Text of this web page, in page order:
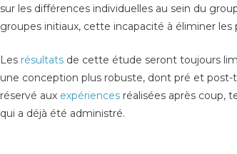
sur les différences individuelles au sein du
groupes initiaux, cette incapacité à éliminer
Les résultats de cette étude seront toujours
une conception plus robuste, dont pré et
réservé aux expériences réalisées après coup,
qui a déjà été administré.